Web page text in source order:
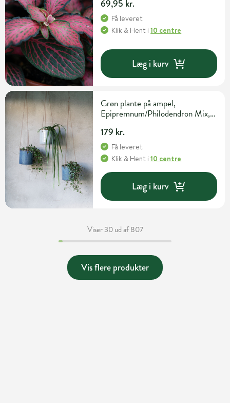
69,95 kr.
Få leveret
Klik & Hent i10 centre
Læg i kurv
Grøn plante på ampel,
Epipremnum/Philodendron Mix,
179 kr.
Få leveret
Klik & Hent i10 centre
Læg i kurv
Viser 30 ud af 807
Vis flere produkter